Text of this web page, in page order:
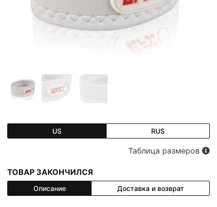
US RUS
Таблица размеров
ТОВАР ЗАКОНЧИЛСЯ
Описание Доставка и возврат